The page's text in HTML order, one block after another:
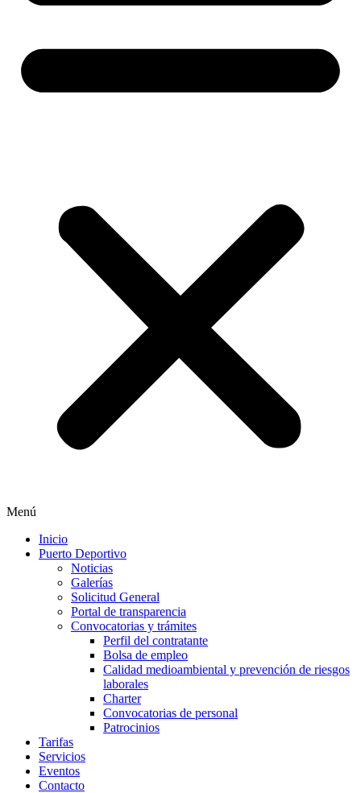
Menú
Inicio
Puerto Deportivo
Noticias
Galerías
Solicitud General
Portal de transparencia
Convocatorias y trámites
Perfil del contratante
Bolsa de empleo
Calidad medioambiental y prevención de riesgos
laborales
Charter
Convocatorias de personal
Patrocinios
Tarifas
Servicios
Eventos
Contacto